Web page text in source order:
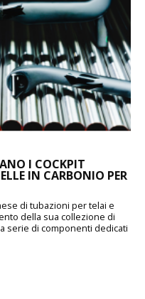
I COCKPIT
IN CARBONIO PER
di tubazioni per telai e
della sua collezione di
serie di componenti dedicati